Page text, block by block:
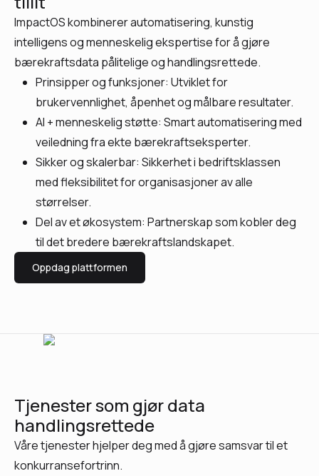
ImpactOS kombinerer automatisering, kunstig
intelligens og menneskelig ekspertise for å gjøre
bærekraftsdata pålitelige og handlingsrettede.
Prinsipper og funksjoner: Utviklet for
brukervennlighet, åpenhet og målbare resultater.
AI + menneskelig støtte: Smart automatisering med
veiledning fra ekte bærekraftseksperter.
Sikker og skalerbar: Sikkerhet i bedriftsklassen
med fleksibilitet for organisasjoner av alle
størrelser.
Del av et økosystem: Partnerskap som kobler deg
til det bredere bærekraftslandskapet.
Oppdag plattformen
Tjenester som gjør data
handlingsrettede
Våre tjenester hjelper deg med å gjøre samsvar til et
konkurransefortrinn.